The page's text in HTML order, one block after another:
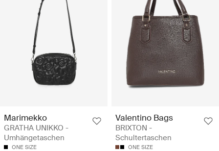
Marimekko
GRATHA UNIKKO -
Umhängetaschen
ONE SIZE
Valentino Bags
BRIXTON -
Schultertaschen
ONE SIZE